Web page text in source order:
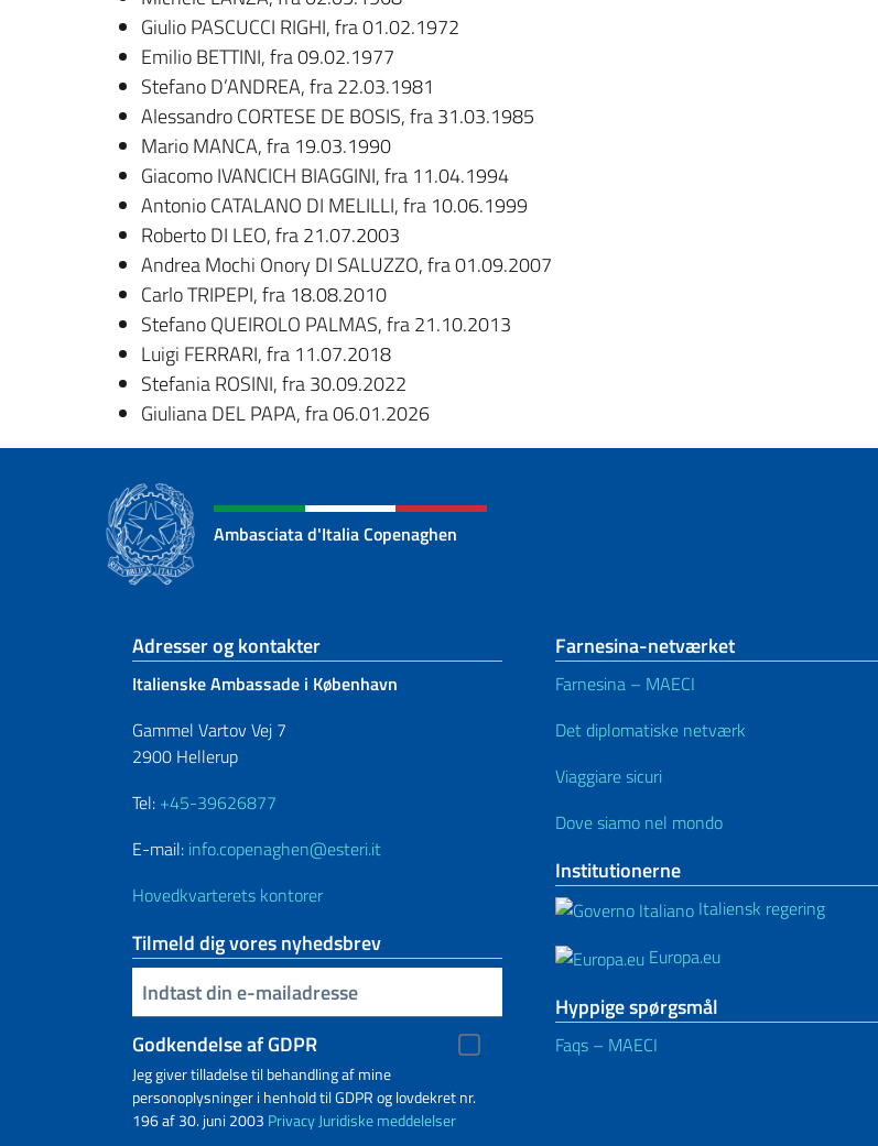
Giulio PASCUCCI RIGHI, fra 01.02.1972
Emilio BETTINI, fra 09.02.1977
Stefano D’ANDREA, fra 22.03.1981
Alessandro CORTESE DE BOSIS, fra 31.03.1985
Mario MANCA, fra 19.03.1990
Giacomo IVANCICH BIAGGINI, fra 11.04.1994
Antonio CATALANO DI MELILLI, fra 10.06.1999
Roberto DI LEO, fra 21.07.2003
Andrea Mochi Onory DI SALUZZO, fra 01.09.2007
Carlo TRIPEPI, fra 18.08.2010
Stefano QUEIROLO PALMAS, fra 21.10.2013
Luigi FERRARI, fra 11.07.2018
Stefania ROSINI, fra 30.09.2022
Giuliana DEL PAPA, fra 06.01.2026
Ambasciata d'Italia Copenaghen
Sidefod sektion
Adresser og kontakter
Italienske Ambassade i København
Gammel Vartov Vej 7
2900 Hellerup
Tel: +45-39626877
E-mail: info.copenaghen@esteri.it
Hovedkvarterets kontorer
Tilmeld dig vores nyhedsbrev
Indtast din e-mailadresse
Godkendelse af GDPR
Jeg giver tilladelse til behandling af mine
personoplysninger i henhold til GDPR og lovdekret nr.
196 af 30. juni 2003 PrivacyJuridiske meddelelser
Farnesina-netværket
Farnesina – MAECI
Det diplomatiske netværk
Viaggiare sicuri
Dove siamo nel mondo
Institutionerne
Italiensk regering
Europa.eu
Hyppige spørgsmål
Faqs – MAECI